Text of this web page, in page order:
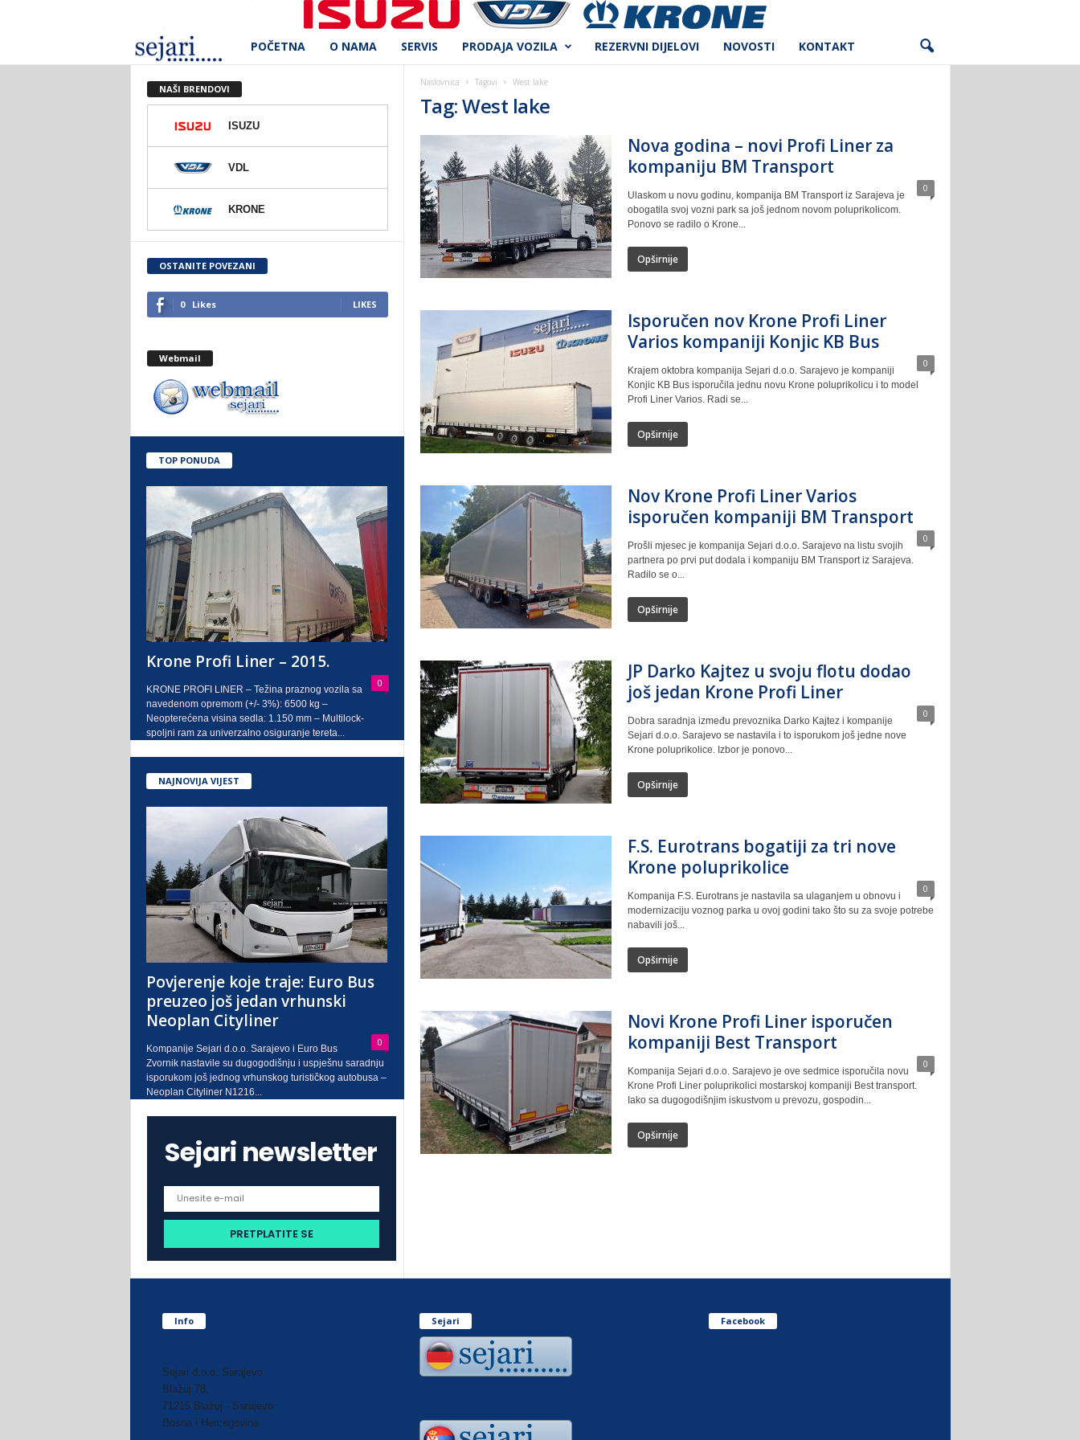
e
r
d
.
o
.
a
j
o
POČETNA O NAMA SERVIS PRODAJA VOZILA REZERVNI DIJELOVI NOVOSTI KONTAKT
Naslovnica Tagovi West lake
Tag: West lake
Nova godina – novi Profi Liner za
kompaniju BM Transport
0
Ulaskom u novu godinu, kompanija BM Transport iz Sarajeva je
obogatila svoj vozni park sa još jednom novom poluprikolicom.
Ponovo se radilo o Krone...
Opširnije
Isporučen nov Krone Profi Liner
Varios kompaniji Konjic KB Bus
0
Krajem oktobra kompanija Sejari d.o.o. Sarajevo je kompaniji
Konjic KB Bus isporučila jednu novu Krone poluprikolicu i to model
Profi Liner Varios. Radi se...
Opširnije
Nov Krone Profi Liner Varios
isporučen kompaniji BM Transport
0
Prošli mjesec je kompanija Sejari d.o.o. Sarajevo na listu svojih
partnera po prvi put dodala i kompaniju BM Transport iz Sarajeva.
Radilo se o...
Opširnije
JP Darko Kajtez u svoju flotu dodao
još jedan Krone Profi Liner
0
Dobra saradnja između prevoznika Darko Kajtez i kompanije
Sejari d.o.o. Sarajevo se nastavila i to isporukom još jedne nove
Krone poluprikolice. Izbor je ponovo...
Opširnije
F.S. Eurotrans bogatiji za tri nove
Krone poluprikolice
0
Kompanija F.S. Eurotrans je nastavila sa ulaganjem u obnovu i
modernizaciju voznog parka u ovoj godini tako što su za svoje potrebe
nabavili još...
Opširnije
Novi Krone Profi Liner isporučen
kompaniji Best Transport
0
Kompanija Sejari d.o.o. Sarajevo je ove sedmice isporučila novu
Krone Profi Liner poluprikolici mostarskoj kompaniji Best transport.
Iako sa dugogodišnjim iskustvom u prevozu, gospodin...
Opširnije
NAŠI BRENDOVI
ISUZU
VDL
KRONE
OSTANITE POVEZANI
0 Likes LIKES
Webmail
TOP PONUDA
Krone Profi Liner – 2015.
0
KRONE PROFI LINER – Težina praznog vozila sa
navedenom opremom (+/- 3%): 6500 kg –
Neopterećena visina sedla: 1.150 mm – Multilock-
spoljni ram za univerzalno osiguranje tereta...
NAJNOVIJA VIJEST
Povjerenje koje traje: Euro Bus
preuzeo još jedan vrhunski
Neoplan Cityliner
0
Kompanije Sejari d.o.o. Sarajevo i Euro Bus
Zvornik nastavile su dugogodišnju i uspješnu saradnju
isporukom još jednog vrhunskog turističkog autobusa –
Neoplan Cityliner N1216...
Sejari newsletter
Info
Sejari d.o.o. Sarajevo
Blažuj 78,
71215 Blažuj - Sarajevo
Bosna i Hercegovina
Sejari Facebook